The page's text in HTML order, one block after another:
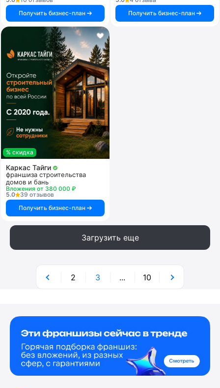
Получить бизнес-план
Получить бизнес-план
% скидка
Каркас Тайги
франшиза строительства
домов и бань
Вложения от 380 000 ₽
5.0
39 отзывов
Получить бизнес-план
Загрузить еще
2 3 ... 10